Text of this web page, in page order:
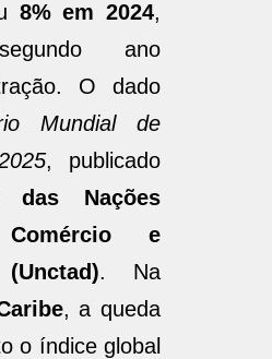
8% em 2024,
ano
O dado
Mundial de
, publicado
das Nações
e
. Na
, a queda
o índice global